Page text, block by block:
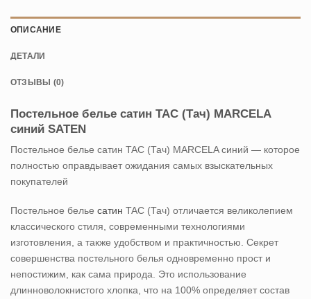
ОПИСАНИЕ
ДЕТАЛИ
ОТЗЫВЫ (0)
Постельное белье сатин TAC (Тач) MARCELA
синий SATEN
Постельное белье сатин TAC (Тач) MARCELA синий — которое
полностью оправдывает ожидания самых взыскательных
покупателей
Постельное белье сатин TAC (Тач) отличается великолепием
классического стиля, современными технологиями
изготовления, а также удобством и практичностью. Секрет
совершенства постельного белья одновременно прост и
непостижим, как сама природа. Это использование
длинноволокнистого хлопка, что на 100% определяет состав